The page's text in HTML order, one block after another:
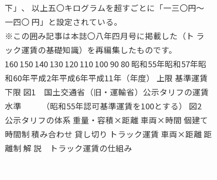
下」、 以上五〇キログラムを超すごとに「一三〇円〜
一四〇 円」と設定されている。
※この囲み記事は本誌〇八年四月号に掲載した（ト ラ
ック運賃の基礎知識）を再編集したものです。
160 150 140 130 120 110 100 90 80 昭和55年昭和57年昭
和60年平成2年平成6年平成11年（年度） 上限 基準運賃
下限 図1 国土交通省（旧・運輸省）公示タリフの運賃
水準 （昭和55年認可基準運賃を100とする） 図2
公示タリフの体系 重量・容積×距離 車両×時間 個建て
時間制 積み合わせ 貸し切り トラック運賃 車両×距離 距
離制 解 説 トラック運賃の仕組み